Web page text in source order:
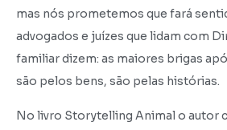
mas nós prometemos que fará
advogados e juízes que lidam com
familiar dizem: as maiores brigas
são pelos bens, são pelas histórias.
No livro Storytelling Animal o autor